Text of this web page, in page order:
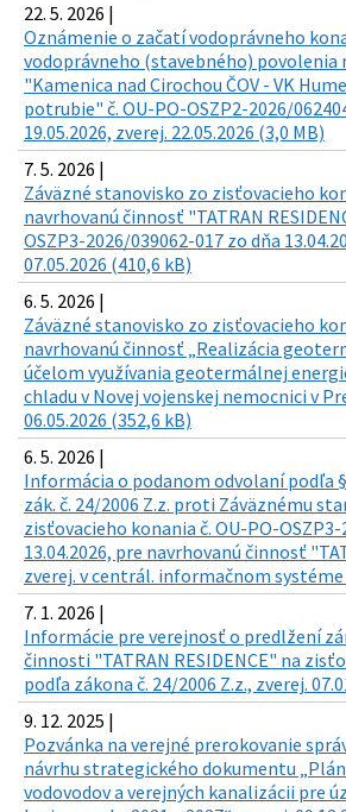
22. 5. 2026 |
Oznámenie o začatí vodoprávneho
vodoprávneho (stavebného) povolenia
"Kamenica nad Cirochou ČOV - VK
potrubie" č. OU-PO-OSZP2-2026/
19.05.2026, zverej. 22.05.2026 (3,0 MB)
7. 5. 2026 |
Záväzné stanovisko zo zisťovacieho
navrhovanú činnosť "TATRAN
OSZP3-2026/039062-017 zo dňa
07.05.2026 (410,6 kB)
6. 5. 2026 |
Záväzné stanovisko zo zisťovacieho
navrhovanú činnosť „Realizácia
účelom využívania geotermálnej
chladu v Novej vojenskej nemocnici v
06.05.2026 (352,6 kB)
6. 5. 2026 |
Informácia o podanom odvolaní podľa §
zák. č. 24/2006 Z.z. proti Záväznému
zisťovacieho konania č. OU-PO-
13.04.2026, pre navrhovanú činnosť
zverej. v centrál. informačnom systéme
7. 1. 2026 |
Informácie pre verejnosť o predlžení
činnosti "TATRAN RESIDENCE" na
podľa zákona č. 24/2006 Z.z., zverej.
9. 12. 2025 |
Pozvánka na verejné prerokovanie
návrhu strategického dokumentu
vodovodov a verejných kanalizácii pre